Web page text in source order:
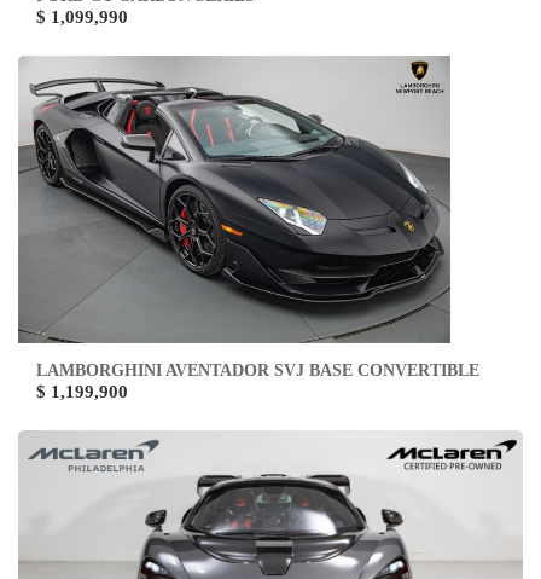
$ 1,099,990
LAMBORGHINI AVENTADOR SVJ BASE CONVERTIBLE
$ 1,199,900